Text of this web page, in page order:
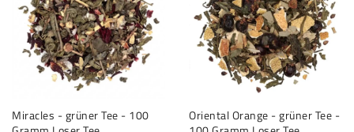
Miracles - grüner Tee - 100
Oriental Orange - grüner Tee -